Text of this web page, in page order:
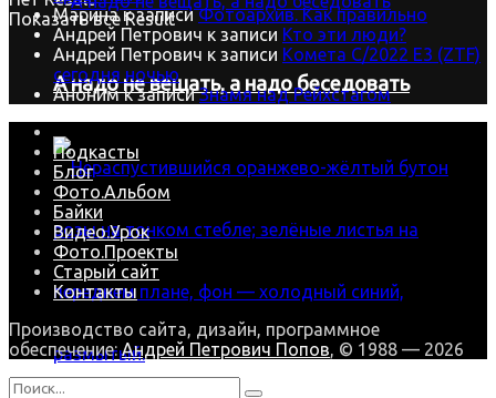
Показать все Result
А надо не вещать, а надо беседовать
Маринак записиФотоархив. Как правильно
Андрей Петрович к записи Кто эти люди?
Андрей Петрович к записи Комета C/2022 E3 (ZTF)
сегодня ночью
Анонимк записиЗнамя над Рейхстагом
Подкасты
Блог
Фото.Альбом
Байки
Видео.Урок
Фото.Проекты
Старый сайт
Контакты
Производство сайта, дизайн, программное
обеспечение:Андрей Петрович Попов, © 1988 — 2026